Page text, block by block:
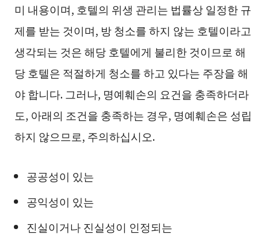
미 내용이며, 호텔의 위생 관리는 법률상 일정한 규
제를 받는 것이며, 방 청소를 하지 않는 호텔이라고
생각되는 것은 해당 호텔에게 불리한 것이므로 해
당 호텔은 적절하게 청소를 하고 있다는 주장을 해
야 합니다. 그러나, 명예훼손의 요건을 충족하더라
도, 아래의 조건을 충족하는 경우, 명예훼손은 성립
하지 않으므로, 주의하십시오.
공공성이 있는
공익성이 있는
진실이거나 진실성이 인정되는